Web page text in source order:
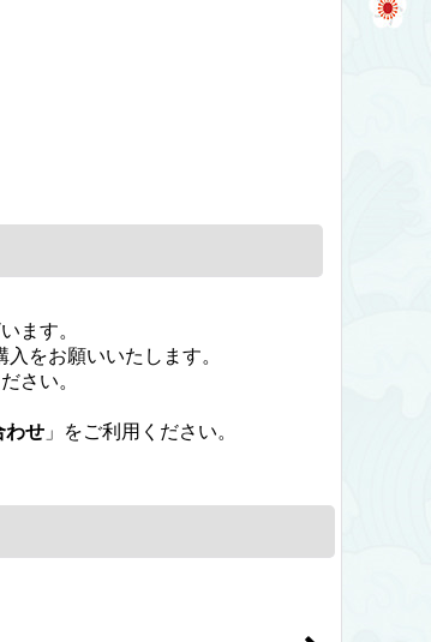
ます。
をお願いいたします。
さい。
わせ 」をご利用ください。